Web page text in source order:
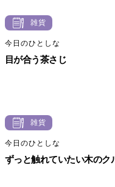
雑貨
今日のひとしな
目が合う茶さじ
雑貨
今日のひとしな
ずっと触れていたい木のク